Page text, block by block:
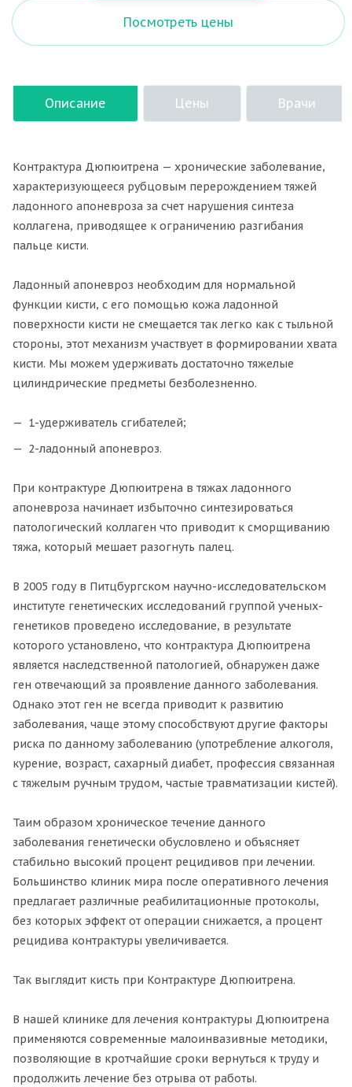
Посмотреть цены
Описание Цены Врачи
Контрактура Дюпюитрена — хронические заболевание,
характеризующееся рубцовым перерождением тяжей
ладонного апоневроза за счет нарушения синтеза
коллагена, приводящее к ограничению разгибания
пальце кисти.
Ладонный апоневроз необходим для нормальной
функции кисти, с его помощью кожа ладонной
поверхности кисти не смещается так легко как с тыльной
стороны, этот механизм участвует в формировании хвата
кисти. Мы можем удерживать достаточно тяжелые
цилиндрические предметы безболезненно.
1-удерживатель сгибателей;
2-ладонный апоневроз.
При контрактуре Дюпюитрена в тяжах ладонного
апоневроза начинает избыточно синтезироваться
патологический коллаген что приводит к сморщиванию
тяжа, который мешает разогнуть палец.
В 2005 году в Питцбургском научно-исследовательском
институте генетических исследований группой ученых-
генетиков проведено исследование, в результате
которого установлено, что контрактура Дюпюитрена
является наследственной патологией, обнаружен даже
ген отвечающий за проявление данного заболевания.
Однако этот ген не всегда приводит к развитию
заболевания, чаще этому способствуют другие факторы
риска по данному заболеванию (употребление алкоголя,
курение, возраст, сахарный диабет, профессия связанная
с тяжелым ручным трудом, частые травматизации кистей).
Таим образом хроническое течение данного
заболевания генетически обусловлено и объясняет
стабильно высокий процент рецидивов при лечении.
Большинство клиник мира после оперативного лечения
предлагает различные реабилитационные протоколы,
без которых эффект от операции снижается, а процент
рецидива контрактуры увеличивается.
Так выглядит кисть при Контрактуре Дюпюитрена.
В нашей клинике для лечения контрактуры Дюпюитрена
применяются современные малоинвазивные методики,
позволяющие в кротчайшие сроки вернуться к труду и
продолжить лечение без отрыва от работы.